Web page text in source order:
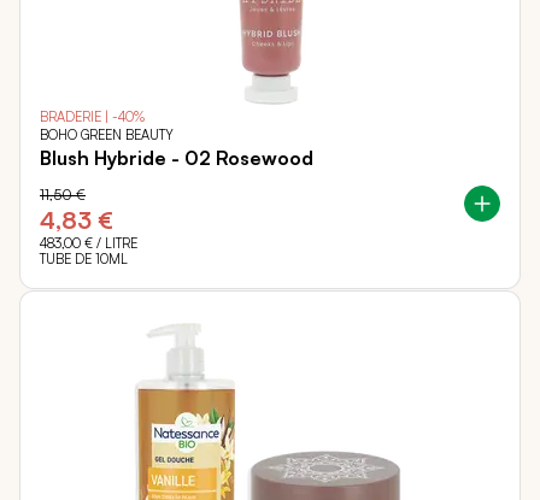
BRADERIE | -40%
BOHO GREEN BEAUTY
Blush Hybride - 02 Rosewood
4,83 €
11,50 €
483,00 € / LITRE
TUBE DE 10ML